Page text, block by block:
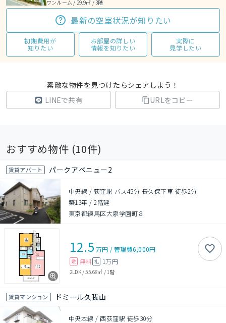
ワンルーム / 29.9㎡ / 3階
最新の空室状況が知りたい
初期費用が
知りたい
お部屋の詳しい
情報を知りたい
実際に
見学したい
素敵な物件を見つけたらシェアしよう！
LINEで共有
URLをコピー
おすすめ物件 (10件)
賃貸アパート パークアベニュー2
中央線 / 荻窪駅 バス45分 長久保下車 徒歩2分
築13年 /2階建
東京都練馬区大泉学園町８
12.5 万円 /管理費6,000円
敷 無料 礼 1万円
2LDK/55.68㎡ / 1階
賃貸マンション ドミール久我山
中央本線 / 西荻窪駅 徒歩30分